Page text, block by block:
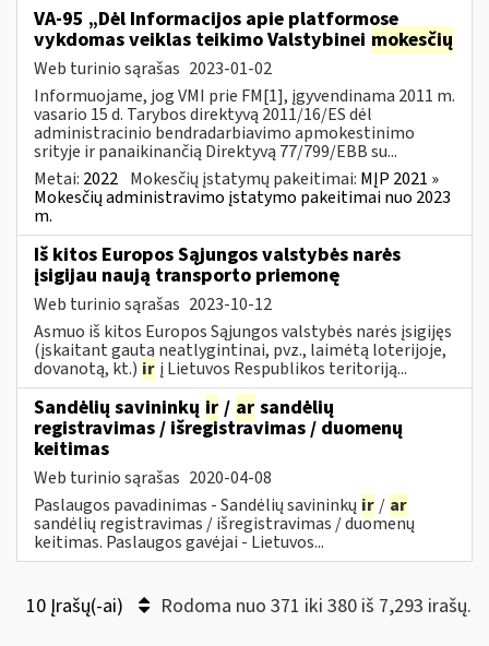
VA-95 „Dėl Informacijos apie platformose
vykdomas veiklas teikimo Valstybinei mokesčių
Web turinio sąrašas 2023-01-02
Informuojame, jog VMI prie FM[1], įgyvendinama 2011 m.
vasario 15 d. Tarybos direktyvą 2011/16/ES dėl
administracinio bendradarbiavimo apmokestinimo
srityje ir panaikinančią Direktyvą 77/799/EBB su...
Metai: 2022 Mokesčių įstatymų pakeitimai: MĮP 2021 »
Mokesčių administravimo įstatymo pakeitimai nuo 2023
m.
Iš kitos Europos Sąjungos valstybės narės
įsigijau naują transporto priemonę
Web turinio sąrašas 2023-10-12
Asmuo iš kitos Europos Sąjungos valstybės narės įsigijęs
(įskaitant gautą neatlygintinai, pvz., laimėtą loterijoje,
dovanotą, kt.) ir į Lietuvos Respublikos teritoriją...
Sandėlių savininkų ir / ar sandėlių
registravimas / išregistravimas / duomenų
keitimas
Web turinio sąrašas 2020-04-08
Paslaugos pavadinimas - Sandėlių savininkų ir / ar
sandėlių registravimas / išregistravimas / duomenų
keitimas. Paslaugos gavėjai - Lietuvos...
10 Įrašų(-ai) Rodoma nuo 371 iki 380 iš 7,293 irašų.